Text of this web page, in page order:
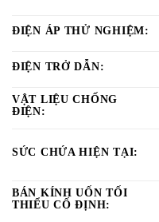
ĐIỆN ÁP THỬ NGHIỆM:
ĐIỆN TRỞ DẪN:
VẬT LIỆU CHỐNG
ĐIỆN:
SỨC CHỨA HIỆN TẠI:
BÁN KÍNH UỐN TỐI
THIỂU CỐ ĐỊNH: